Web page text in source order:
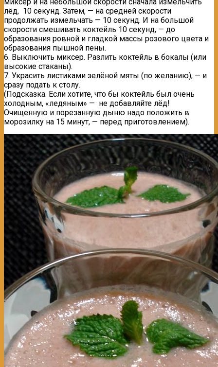
лёд, 10 секунд. Затем, — на средней скорости
продолжать измельчать — 10 секунд. И на большой
скорости смешивать коктейль 10 секунд, — до
образования ровной и гладкой массы розового цвета и
образования пышной пены.
6. Выключить миксер. Разлить коктейль в бокалы (или
высокие стаканы).
7. Украсить листиками зелёной мяты (по желанию), — и
сразу подать к столу.
(Подсказка. Если хотите, что бы коктейль был очень
холодным, «ледяным» — не добавляйте лёд!
Очищенную и порезанную дыню надо положить в
морозилку на 15 минут, — перед приготовлением).